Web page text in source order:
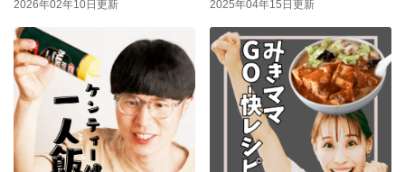
2026年02年10日更新 2025年04年15日更新